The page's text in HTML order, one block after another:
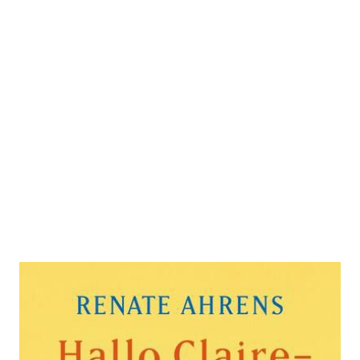
Hallo Claire - I miss you
Zur Wunschliste hinzufügen